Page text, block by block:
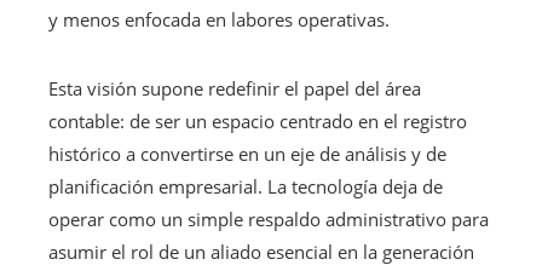
y menos enfocada en labores operativas.
Esta visión supone redefinir el papel del área
contable: de ser un espacio centrado en el registro
histórico a convertirse en un eje de análisis y de
planificación empresarial. La tecnología deja de
operar como un simple respaldo administrativo para
asumir el rol de un aliado esencial en la generación